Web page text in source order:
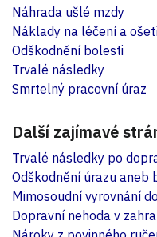
Náhrada ušlé mzdy
Náklady na léčení a
Odškodnění bolesti
Trvalé následky
Smrtelný pracovní úraz
Další zajímavé
Trvalé následky po
Odškodnění úrazu aneb
Mimosoudní vyrovnání
Dopravní nehoda v